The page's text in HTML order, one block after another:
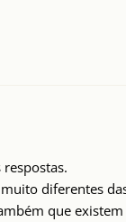
diferentes
que